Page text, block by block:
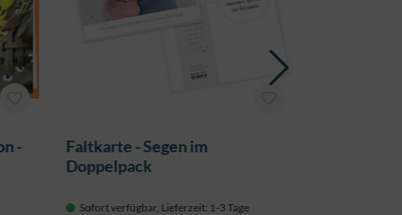
-
Faltkarte - Segen im
Doppelpack
Sofort verfügbar, Lieferzeit: 1-3 Tage